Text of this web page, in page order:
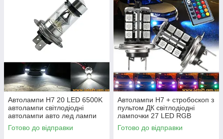
Автолампи H7 20 LED 6500K
автолампи світлодіодні
автолампи авто лед лампи
авто лампа лед світлодіодна
дхо птф на авто
Готово до відправки
Автолампи H7 + стробоскоп з
пультом ДК світлодіодні
лампочки 27 LED RGB
Готово до відправки